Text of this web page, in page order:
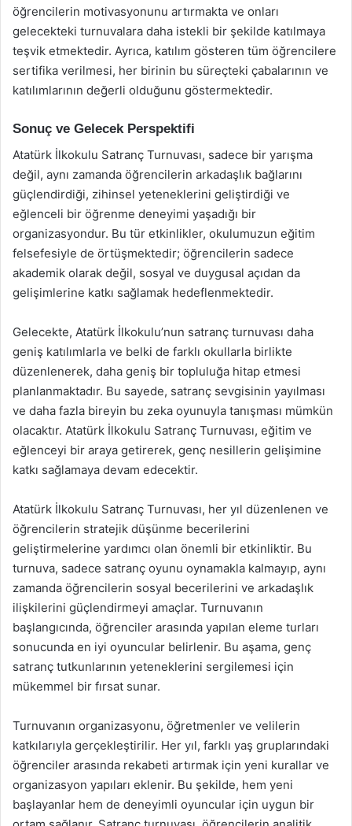
öğrencilerin motivasyonunu artırmakta ve onları
gelecekteki turnuvalara daha istekli bir şekilde katılmaya
teşvik etmektedir. Ayrıca, katılım gösteren tüm öğrencilere
sertifika verilmesi, her birinin bu süreçteki çabalarının ve
katılımlarının değerli olduğunu göstermektedir.
Sonuç ve Gelecek Perspektifi
Atatürk İlkokulu Satranç Turnuvası, sadece bir yarışma
değil, aynı zamanda öğrencilerin arkadaşlık bağlarını
güçlendirdiği, zihinsel yeteneklerini geliştirdiği ve
eğlenceli bir öğrenme deneyimi yaşadığı bir
organizasyondur. Bu tür etkinlikler, okulumuzun eğitim
felsefesiyle de örtüşmektedir; öğrencilerin sadece
akademik olarak değil, sosyal ve duygusal açıdan da
gelişimlerine katkı sağlamak hedeflenmektedir.
Gelecekte, Atatürk İlkokulu’nun satranç turnuvası daha
geniş katılımlarla ve belki de farklı okullarla birlikte
düzenlenerek, daha geniş bir topluluğa hitap etmesi
planlanmaktadır. Bu sayede, satranç sevgisinin yayılması
ve daha fazla bireyin bu zeka oyunuyla tanışması mümkün
olacaktır. Atatürk İlkokulu Satranç Turnuvası, eğitim ve
eğlenceyi bir araya getirerek, genç nesillerin gelişimine
katkı sağlamaya devam edecektir.
Atatürk İlkokulu Satranç Turnuvası, her yıl düzenlenen ve
öğrencilerin stratejik düşünme becerilerini
geliştirmelerine yardımcı olan önemli bir etkinliktir. Bu
turnuva, sadece satranç oyunu oynamakla kalmayıp, aynı
zamanda öğrencilerin sosyal becerilerini ve arkadaşlık
ilişkilerini güçlendirmeyi amaçlar. Turnuvanın
başlangıcında, öğrenciler arasında yapılan eleme turları
sonucunda en iyi oyuncular belirlenir. Bu aşama, genç
satranç tutkunlarının yeteneklerini sergilemesi için
mükemmel bir fırsat sunar.
Turnuvanın organizasyonu, öğretmenler ve velilerin
katkılarıyla gerçekleştirilir. Her yıl, farklı yaş gruplarındaki
öğrenciler arasında rekabeti artırmak için yeni kurallar ve
organizasyon yapıları eklenir. Bu şekilde, hem yeni
başlayanlar hem de deneyimli oyuncular için uygun bir